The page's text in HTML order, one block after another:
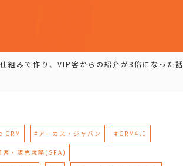
組みで作り、VIP客からの紹介が3倍になった話
#アーカス・ジャパン #CRM4.0
客・販売戦略(SFA)